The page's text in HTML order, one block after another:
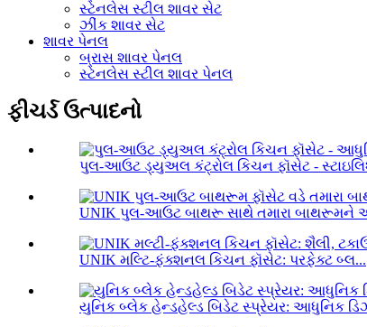
સ્ટેનલેસ સ્ટીલ શાવર સેટ
ઝીંક શાવર સેટ
શાવર પેનલ
બ્રાસ શાવર પેનલ
સ્ટેનલેસ સ્ટીલ શાવર પેનલ
ફીચર્ડ ઉત્પાદનો
પુલ-આઉટ ડ્યુઅલ કંટ્રોલ કિચન ફૉસેટ -
UNIK પુલ-આઉટ બાથરૂ સાથે તમારા બાથરૂમને
UNIK મલ્ટિ-ફંક્શનલ કિચન ફૉસેટ: પરફેક્ટ બ્લ...
યુનિક બ્લેક હેન્ડહેલ્ડ બિડેટ સ્પ્રેયર: આધુનિક